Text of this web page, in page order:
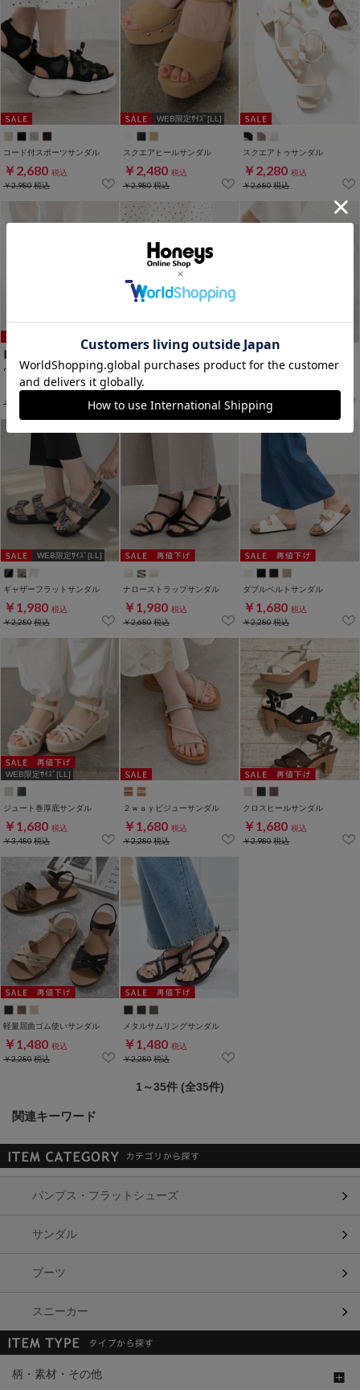
コード付スポーツサンダル
￥2,680 税込
￥2,980税込
WEB限定ｻｲｽﾞ[LL]
スクエアヒールサンダル
￥2,480 税込
￥2,980税込
スクエアトゥサンダル
￥2,280 税込
￥2,680税込
ウエッジヒールサンダル
￥2,280 税込
￥2,680
フリル使いサンダル
￥1,980 税込
￥2,980税込
リボンウエッジサンダル
￥1,980 税込
￥2,980
WEB限定ｻｲｽﾞ[LL]
ギャザーフラットサンダル
￥1,980 税込
￥2,280税込
ナローストラップサンダル
￥1,980 税込
￥2,680税込
ダブルベルトサンダル
￥1,680 税込
￥2,280税込
WEB限定ｻｲｽﾞ[LL]
ジュート巻厚底サンダル
￥1,680 税込
￥3,480税込
２ｗａｙビジューサンダル
￥1,680 税込
￥2,280税込
クロスヒールサンダル
￥1,680 税込
￥2,980税込
軽量屈曲ゴム使いサンダル
￥1,480 税込
￥2,280税込
メタルサムリングサンダル
￥1,480 税込
￥2,280税込
1～35件 (全35件)
関連キーワード
パンプス・フラットシューズ
サンダル
ブーツ
スニーカー
柄・素材・その他